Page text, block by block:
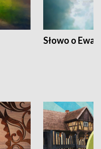
Słowo o